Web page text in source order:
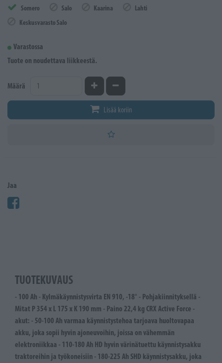
Somero Salo Kaarina
Lahti
Keskusvarasto Salo
Varastossa
Tuote on noudettava liikkeestä.
Määrä Kasvata määrääVähennä määrää
Lisää koriin
Jaa
TUOTEKUVAUS
- 100 Ah - Kylmäkäynnistysvirta EN 910, -18° - Pohjakiinnityksellä -
Mitat P 354 x L 175 x K 190 mm - Paino 22,4 kg CRX Active Force -
akut: - 50-100 Ah varmaa käynnistystehoa tarjoava huoltovapaa
akku, joka sopii hyvin ajoneuvoihin, joissa on vähemmän
elektroniikkaa - 110-180 Ah HD hyvin värinätuettu käynnistysakku
traktoreihin ja työkoneisiin - 180-225 Ah SHD käynnistysakku, joka